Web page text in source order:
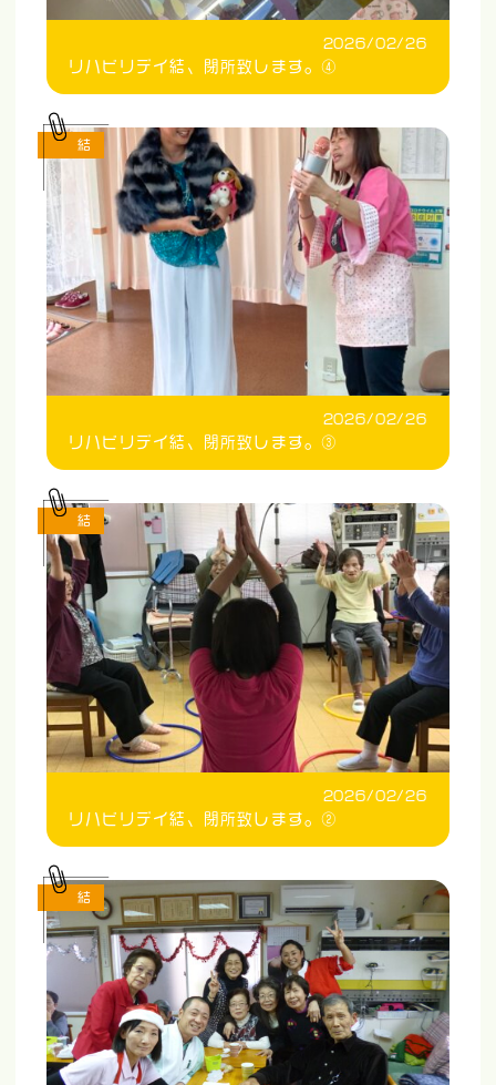
2026/02/26
リハビリデイ結、閉所致します。④
2026/02/26
リハビリデイ結、閉所致します。③
結
2026/02/26
リハビリデイ結、閉所致します。②
結
結